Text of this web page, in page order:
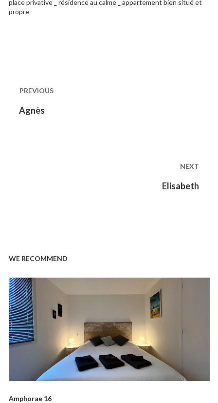
place privative _ résidence au calme _ appartement bien situé et
propre
navigation
PREVIOUS
Previous
Agnès
NEXT
Elisabeth
WE RECOMMEND
Amphorae 16